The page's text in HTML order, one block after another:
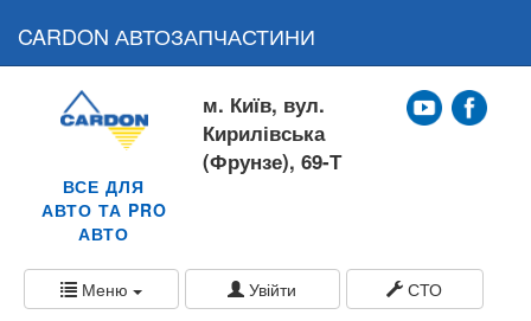
CARDON АВТОЗАПЧАСТИНИ
ВСЕ ДЛЯ
АВТО ТА PRO
АВТО
м. Київ, вул.
Кирилівська
(Фрунзе), 69-Т
Меню Увійти СТО